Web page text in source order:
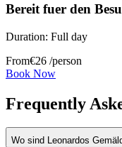
Bereit fuer den
Duration: Full day
From€26 /person
Book Now
Frequently
Wo sind Leonardos